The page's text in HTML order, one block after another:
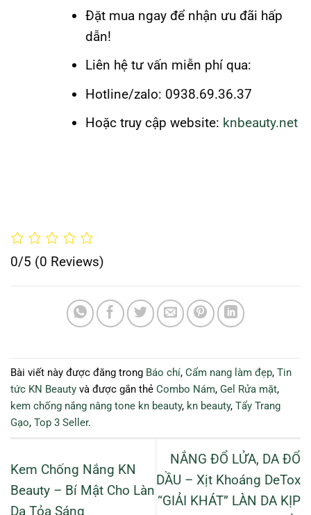
Đặt mua ngay để nhận ưu đãi hấp
dẫn!
Liên hệ tư vấn miễn phí qua:
Hotline/zalo: 0938.69.36.37
Hoặc truy cập website: knbeauty.net
0/5 (0 Reviews)
Bài viết này được đăng trong Báo chí, Cẩm nang làm đẹp, Tin
tức KN Beauty và được gắn thẻ Combo Nám, Gel Rửa mặt,
kem chống nắng nâng tone kn beauty, kn beauty, Tẩy Trang
Gạo, Top 3 Seller.
Kem Chống Nắng KN
Beauty – Bí Mật Cho Làn
Da Tỏa Sáng
NẮNG ĐỔ LỬA, DA ĐỔ
DẦU – Xịt Khoáng DeTox
“GIẢI KHÁT” LÀN DA KỊP